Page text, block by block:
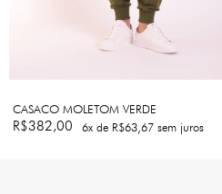
CASACO MOLETOM VERDE
R$382,00 6x de R$63,67 sem juros